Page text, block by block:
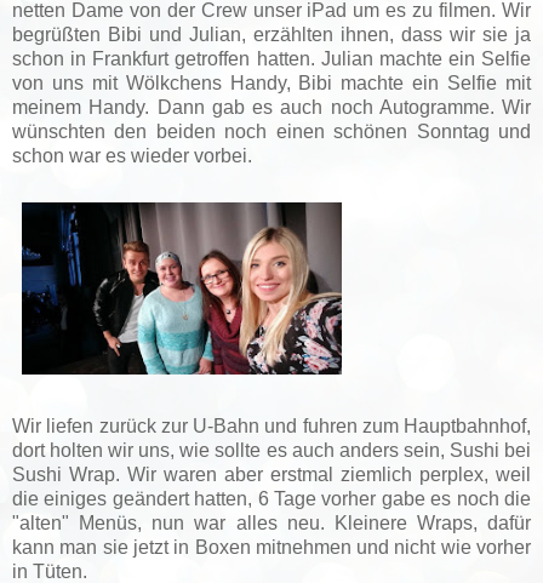
netten Dame von der Crew unser iPad um es zu filmen. Wir
begrüßten Bibi und Julian, erzählten ihnen, dass wir sie ja
schon in Frankfurt getroffen hatten. Julian machte ein Selfie
von uns mit Wölkchens Handy, Bibi machte ein Selfie mit
meinem Handy. Dann gab es auch noch Autogramme. Wir
wünschten den beiden noch einen schönen Sonntag und
schon war es wieder vorbei.
Wir liefen zurück zur U-Bahn und fuhren zum Hauptbahnhof,
dort holten wir uns, wie sollte es auch anders sein, Sushi bei
Sushi Wrap. Wir waren aber erstmal ziemlich perplex, weil
die einiges geändert hatten, 6 Tage vorher gabe es noch die
"alten" Menüs, nun war alles neu. Kleinere Wraps, dafür
kann man sie jetzt in Boxen mitnehmen und nicht wie vorher
in Tüten.